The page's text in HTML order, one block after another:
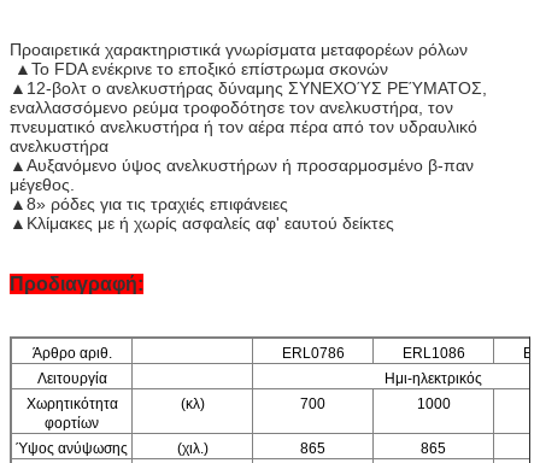
Προαιρετικά χαρακτηριστικά γνωρίσματα μεταφορέων ρόλων
▲Το FDA ενέκρινε το εποξικό επίστρωμα σκονών
▲12-βολτ ο ανελκυστήρας δύναμης ΣΥΝΕΧΟΎΣ ΡΕΎΜΑΤΟΣ,
εναλλασσόμενο ρεύμα τροφοδότησε τον ανελκυστήρα, τον
πνευματικό ανελκυστήρα ή τον αέρα πέρα από τον υδραυλικό
ανελκυστήρα
▲Αυξανόμενο ύψος ανελκυστήρων ή προσαρμοσμένο β-παν
μέγεθος.
▲8» ρόδες για τις τραχιές επιφάνειες
▲Κλίμακες με ή χωρίς ασφαλείς αφ' εαυτού δείκτες
Προδιαγραφή:
Άρθρο αριθ. ERL0786 ERL1086
Λειτουργία
Ημι-ηλεκτρικός
Χωρητικότητα
φορτίων
(κλ) 700 1000
Ύψος ανύψωσης (χιλ.) 865 865